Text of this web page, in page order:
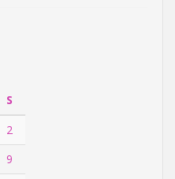
S
2
9